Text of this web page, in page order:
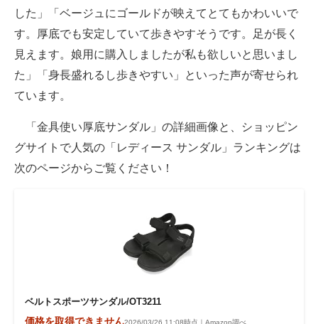
した」「ベージュにゴールドが映えてとてもかわいいで
す。厚底でも安定していて歩きやすそうです。足が長く
見えます。娘用に購入しましたが私も欲しいと思いまし
た」「身長盛れるし歩きやすい」といった声が寄せられ
ています。
「金具使い厚底サンダル」の詳細画像と、ショッピン
グサイトで人気の「レディース サンダル」ランキングは
次のページからご覧ください！
ベルトスポーツサンダル/OT3211
価格を取得できません